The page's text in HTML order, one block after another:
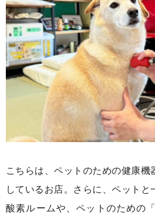
こちらは、ペットのための健康機
しているお店。さらに、ペット
酸素ルームや、ペットのための